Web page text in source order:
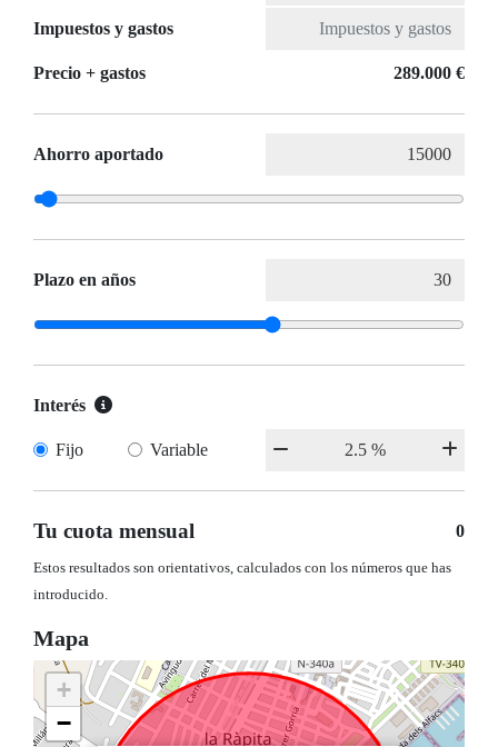
Impuestos y gastos
Precio + gastos 289.000 €
Ahorro aportado
Plazo en años
Interés
Fijo Variable
Tu cuota mensual 0
Estos resultados son orientativos, calculados con los números que has
introducido.
Mapa
+
−